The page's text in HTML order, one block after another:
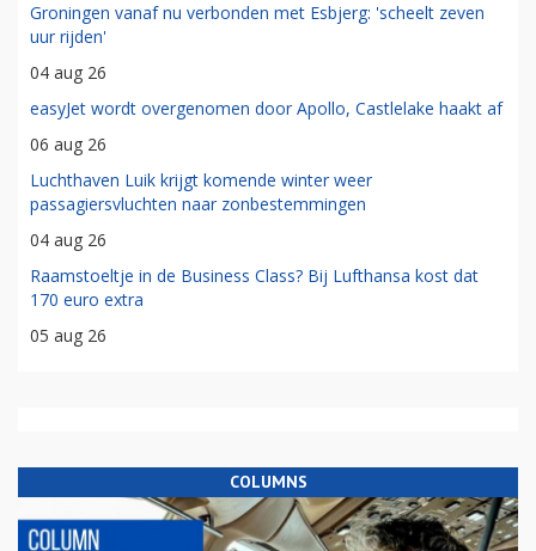
Groningen vanaf nu verbonden met Esbjerg: 'scheelt zeven
uur rijden'
04 aug 26
easyJet wordt overgenomen door Apollo, Castlelake haakt af
06 aug 26
Luchthaven Luik krijgt komende winter weer
passagiersvluchten naar zonbestemmingen
04 aug 26
Raamstoeltje in de Business Class? Bij Lufthansa kost dat
170 euro extra
05 aug 26
COLUMNS